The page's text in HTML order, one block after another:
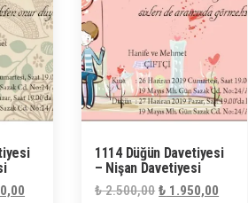
1114 Düğün Davetiyesi
– Nişan Davetiyesi
₺2.500,00 Orijinal
₺ 1.950,00